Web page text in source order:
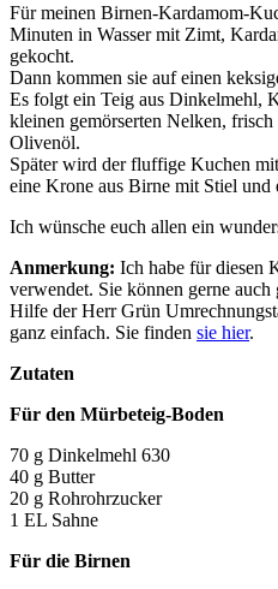
Für meinen Birnen-Kardamom-
Minuten in Wasser mit Zimt,
gekocht.
Dann kommen sie auf einen
Es folgt ein Teig aus Dinkelmehl,
kleinen gemörserten Nelken, frisch
Olivenöl.
Später wird der fluffige Kuchen
eine Krone aus Birne mit Stiel und
Ich wünsche euch allen ein
Anmerkung: Ich habe für diesen
verwendet. Sie können gerne
Hilfe der Herr Grün
ganz einfach. Sie finden sie hier.
Zutaten
Für den Mürbeteig-Boden
70 g Dinkelmehl 630
40 g Butter
20 g Rohrohrzucker
1 EL Sahne
Für die Birnen